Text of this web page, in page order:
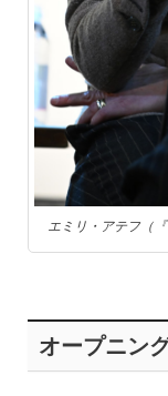
エミリ・アテフ（
オープニン